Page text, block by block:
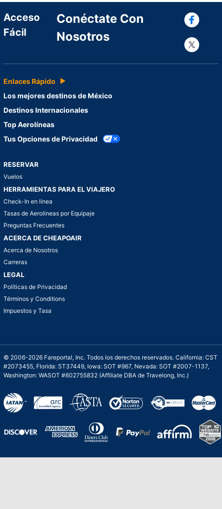
Acceso
Fácil
Conéctate Con
Nosotros
Enlaces Rápido
Los mejores destinos de México
Destinos Internacionales
Top Aerolíneas
Tus Opciones de Privacidad
RESERVAR
Vuelos
HERRAMIENTAS PARA EL VIAJERO
Check-In en línea
Tasas de Aerolíneas por Equipaje
Preguntas Frecuentes
ACERCA DE CHEAPOAIR
Acerca de Nosotros
Carreras
LEGAL
Políticas de Privacidad
Términos y Conditions
Impuestos y Tasa
© 2006-2026 Fareportal, Inc. Todos los derechos reservados. California: CST
#2073455, Florida: ST37449, Iowa: SOT #967, Nevada: SOT #2007-1137,
Washington: WASOT #602755832 (Affiliate DBA de Travelong, Inc.)